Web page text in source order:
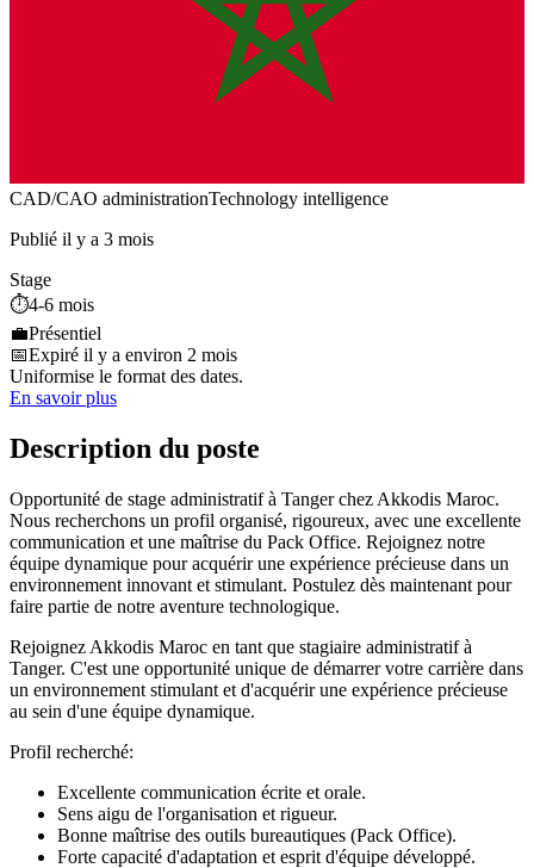
CAD/CAO administrationTechnology intelligence
Publié il y a 3 mois
Stage
⏱️4-6 mois
💼Présentiel
📅Expiré il y a environ 2 mois
Uniformise le format des dates.
En savoir plus
Description du poste
Opportunité de stage administratif à Tanger chez Akkodis Maroc.
Nous recherchons un profil organisé, rigoureux, avec une excellente
communication et une maîtrise du Pack Office. Rejoignez notre
équipe dynamique pour acquérir une expérience précieuse dans un
environnement innovant et stimulant. Postulez dès maintenant pour
faire partie de notre aventure technologique.
Rejoignez Akkodis Maroc en tant que stagiaire administratif à
Tanger. C'est une opportunité unique de démarrer votre carrière dans
un environnement stimulant et d'acquérir une expérience précieuse
au sein d'une équipe dynamique.
Profil recherché:
Excellente communication écrite et orale.
Sens aigu de l'organisation et rigueur.
Bonne maîtrise des outils bureautiques (Pack Office).
Forte capacité d'adaptation et esprit d'équipe développé.